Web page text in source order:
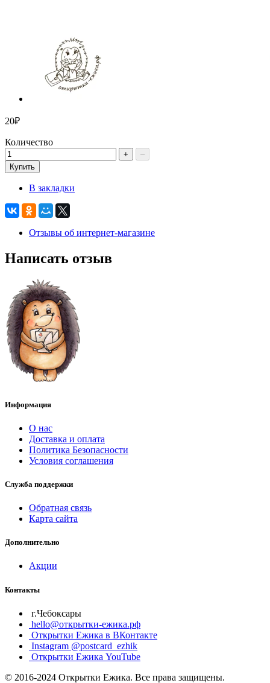
20₽
Количество
+
–
Купить
В закладки
Отзывы об интернет-магазине
Написать отзыв
Информация
О нас
Доставка и оплата
Политика Безопасности
Условия соглашения
Служба поддержки
Обратная связь
Карта сайта
Дополнительно
Акции
Контакты
г.Чебоксары
hello@открытки-ежика.рф
Открытки Ежика в ВКонтакте
Instagram @postcard_ezhik
Открытки Ежика YouTube
© 2016-2024 Открытки Ежика. Все права защищены.